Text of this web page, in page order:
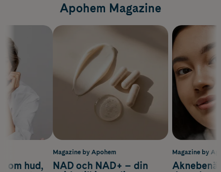
Apohem Magazine
Magazine by
om hud,
Magazine by Apohem
NAD och NAD+ – din